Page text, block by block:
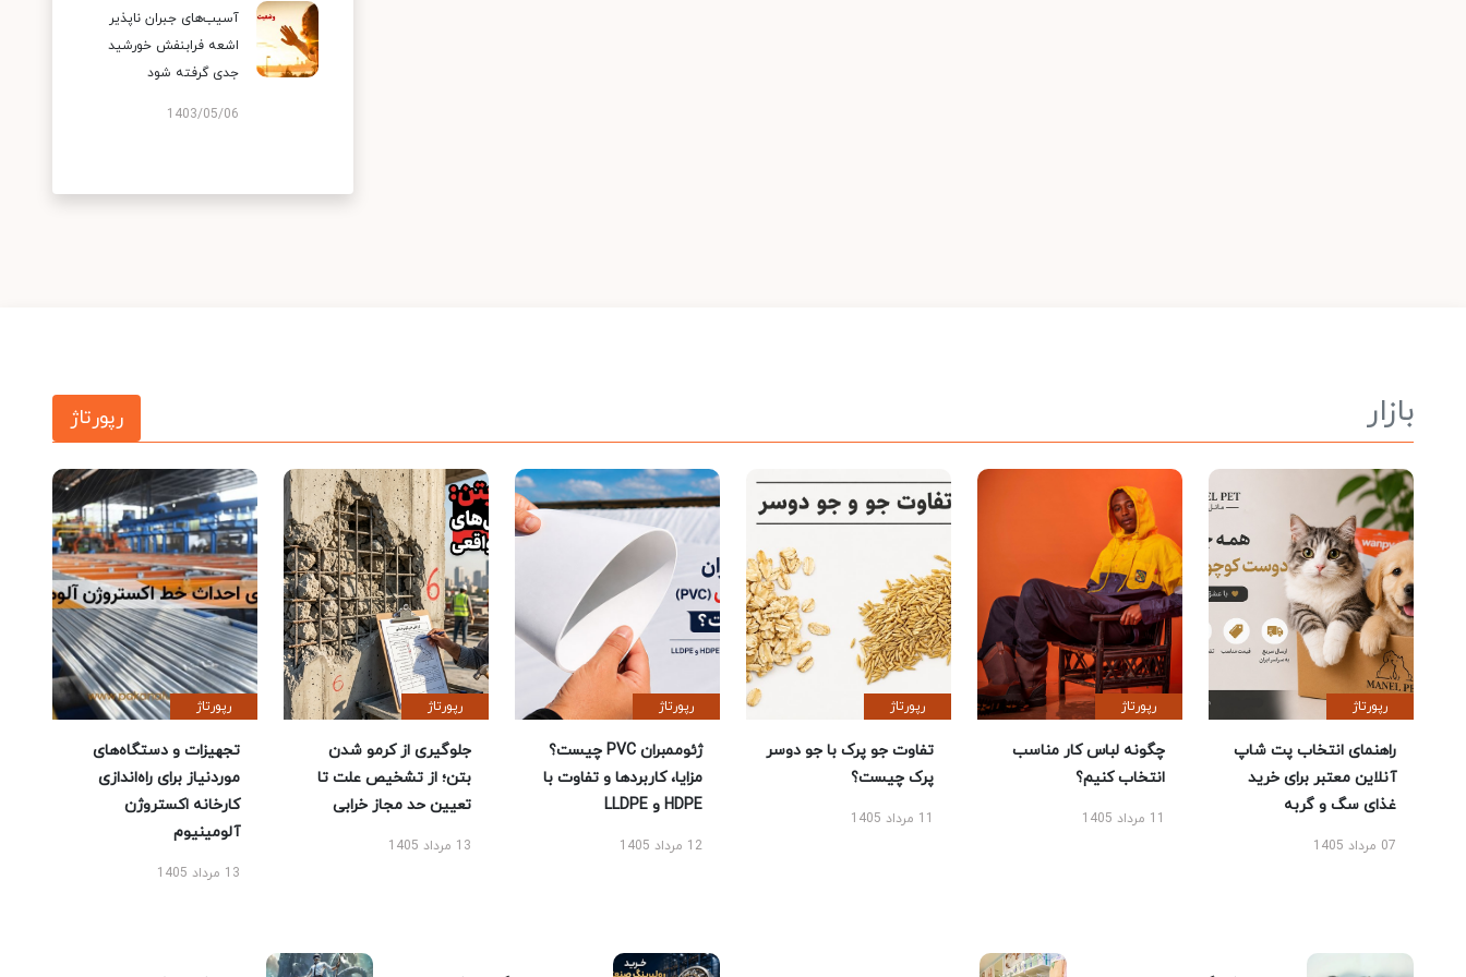
آسیب‌های جبران ناپذیر
اشعه فرابنفش خورشید
جدی گرفته شود
1403/05/06
بازار رپورتاژ
رپورتاژ
راهنمای انتخاب پت شاپ
آنلاین معتبر برای خرید
غذای سگ و گربه
07 مرداد 1405
رپورتاژ
چگونه لباس کار مناسب
انتخاب کنیم؟
11 مرداد 1405
رپورتاژ
تفاوت جو پرک با جو دوسر
پرک چیست؟
11 مرداد 1405
رپورتاژ
ژئوممبران PVC چیست؟
مزایا، کاربردها و تفاوت با
HDPE و LLDPE
12 مرداد 1405
رپورتاژ
جلوگیری از کرمو شدن
بتن؛ از تشخیص علت تا
تعیین حد مجاز خرابی
13 مرداد 1405
رپورتاژ
تجهیزات و دستگاه‌های
موردنیاز برای راه‌اندازی
کارخانه اکستروژن
آلومینیوم
13 مرداد 1405